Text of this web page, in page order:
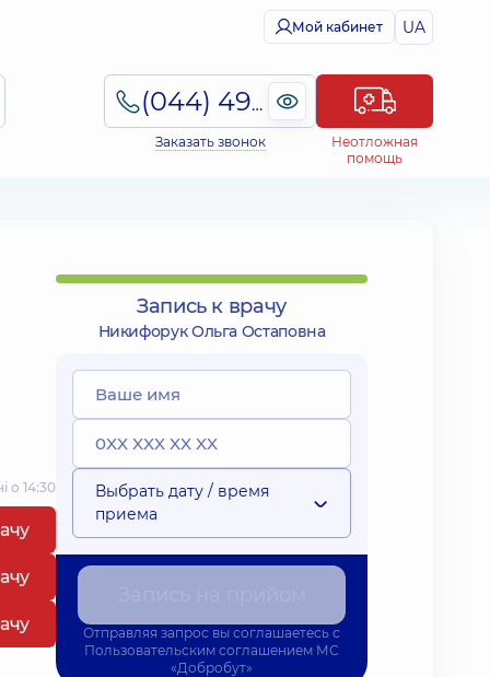
Мой кабинет UA
(044) 495-2-888
Заказать звонок
Неотложная
помощь
о 14:30
Запись к врачу
Никифорук Ольга Остаповна
Выбрать дату / время
приема
Отправляя запрос вы соглашаетесь с
Пользовательским соглашением МС
«Добробут»